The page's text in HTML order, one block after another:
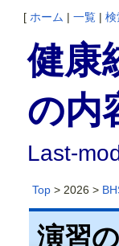
[ ホーム | 一覧 | 検
健康
の内
Last-
Top> 2026 >
演習